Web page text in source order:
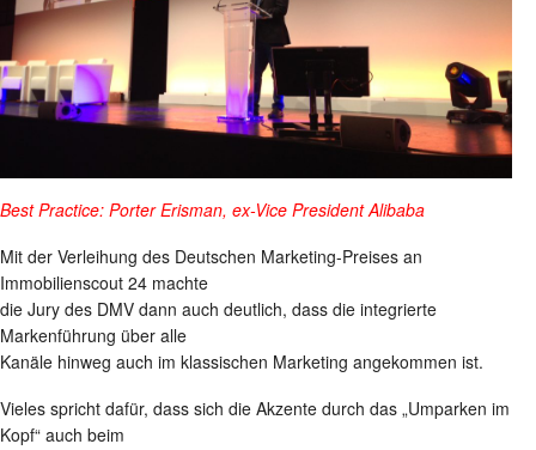
Best Practice: Porter Erisman, ex-Vice President Alibaba
Mit der Verleihung des Deutschen Marketing-Preises an
Immobilienscout 24 machte
die Jury des DMV dann auch deutlich, dass die integrierte
Markenführung über alle
Kanäle hinweg auch im klassischen Marketing angekommen ist.
Vieles spricht dafür, dass sich die Akzente durch das „Umparken im
Kopf“ auch beim